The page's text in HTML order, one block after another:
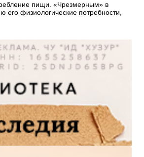
пищи. «Чрезмерным» в
его физиологические потребности,